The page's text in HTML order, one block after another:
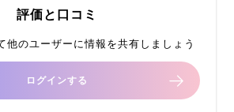
評価と口コミ
他のユーザーに情報を共有しましょう
ログインする